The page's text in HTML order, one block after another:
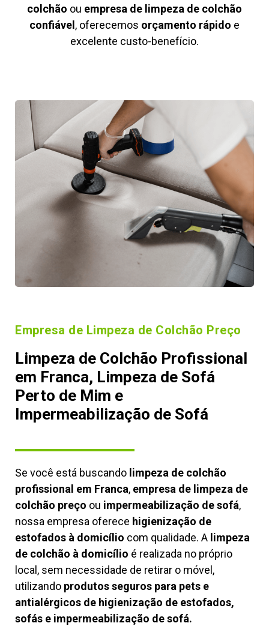
colchão ou empresa de limpeza de colchão
confiável , oferecemos orçamento rápido e
excelente custo-benefício.
Empresa de Limpeza de Colchão Preço
Limpeza de Colchão Profissional
em Franca, Limpeza de Sofá
Perto de Mim e
Impermeabilização de Sofá
Se você está buscando limpeza de colchão
profissional em Franca, empresa de limpeza de
colchão preço ou impermeabilização de sofá,
nossa empresa oferece higienização de
estofados à domicílio com qualidade. A limpeza
de colchão à domicílio é realizada no próprio
local, sem necessidade de retirar o móvel,
utilizando produtos seguros para pets e
antialérgicos de higienização de estofados,
sofás e impermeabilização de sofá.